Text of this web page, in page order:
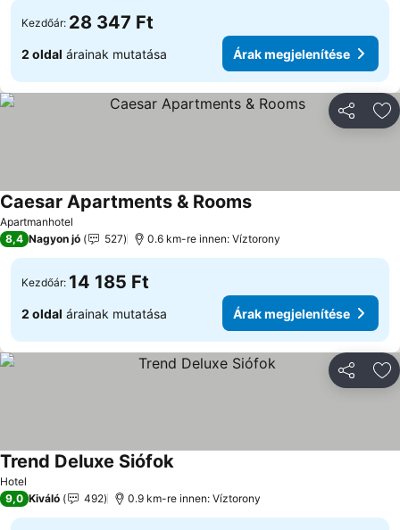
Kezdőár: 28 347 Ft
2 oldal árainak mutatása Árak megjelenítése
Apartmanhotel
Caesar Apartments & RoomsÁrak megjelenítése
8,4 Nagyon jó 527 0.6 km-re innen: Víztorony
Kezdőár: 14 185 Ft
2 oldal árainak mutatása Árak megjelenítése
Hotel
Trend Deluxe SiófokÁrak megjelenítése
9,0 Kiváló 492 0.9 km-re innen: Víztorony